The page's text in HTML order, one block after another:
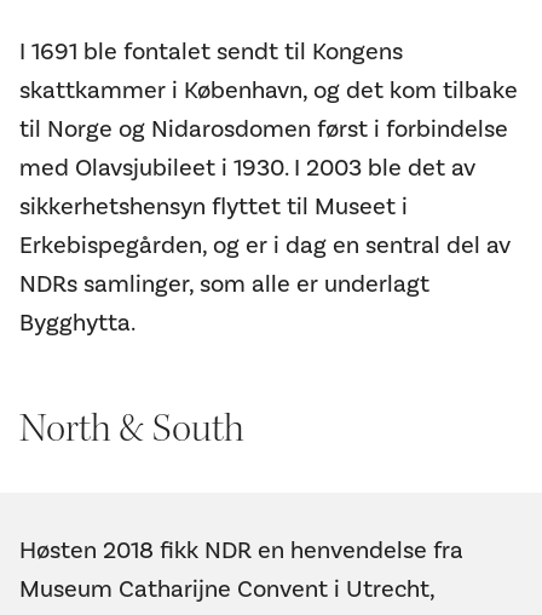
I 1691 ble fontalet sendt til Kongens
skattkammer i København, og det kom tilbake
til Norge og Nidarosdomen først i forbindelse
med Olavsjubileet i 1930. I 2003 ble det av
sikkerhetshensyn flyttet til Museet i
Erkebispegården, og er i dag en sentral del av
NDRs samlinger, som alle er underlagt
Bygghytta.
North & South
Høsten 2018 fikk NDR en henvendelse fra
Museum Catharijne Convent i Utrecht,